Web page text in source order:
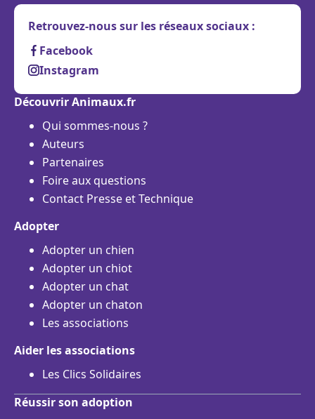
Retrouvez-nous sur les réseaux sociaux :
Facebook
Instagram
Découvrir Animaux.fr
Qui sommes-nous ?
Auteurs
Partenaires
Foire aux questions
Contact Presse et Technique
Adopter
Adopter un chien
Adopter un chiot
Adopter un chat
Adopter un chaton
Les associations
Aider les associations
Les Clics Solidaires
Réussir son adoption